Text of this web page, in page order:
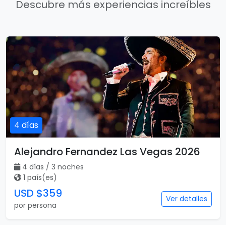
Descubre más experiencias increíbles
4 días
Alejandro Fernandez Las Vegas 2026
4 días / 3 noches
1 país(es)
USD $359
por persona
Ver detalles